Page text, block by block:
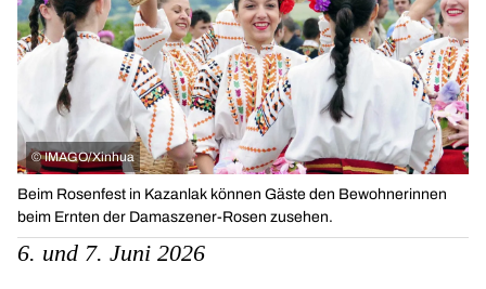
© IMAGO/Xinhua
Beim Rosenfest in Kazanlak können Gäste den Bewohnerinnen
beim Ernten der Damaszener-Rosen zusehen.
6. und 7. Juni 2026